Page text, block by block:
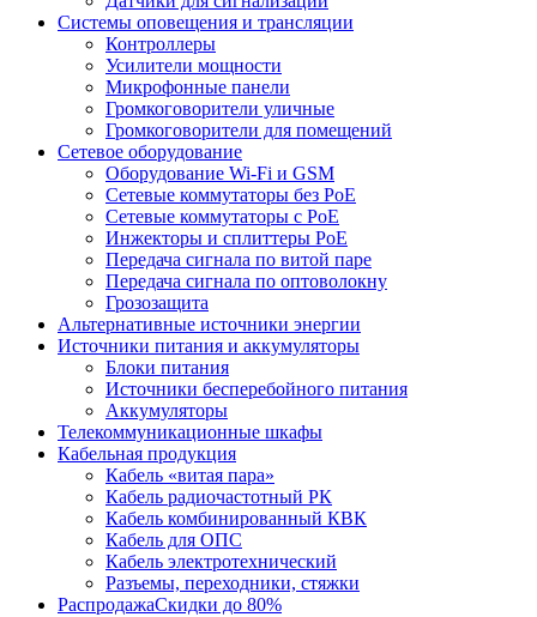
Системы оповещения и трансляции
Контроллеры
Усилители мощности
Микрофонные панели
Громкоговорители уличные
Громкоговорители для помещений
Сетевое оборудование
Оборудование Wi-Fi и GSM
Сетевые коммутаторы без PoE
Сетевые коммутаторы с PoE
Инжекторы и сплиттеры PoE
Передача сигнала по витой паре
Передача сигнала по оптоволокну
Грозозащита
Альтернативные источники энергии
Источники питания и аккумуляторы
Блоки питания
Источники бесперебойного питания
Аккумуляторы
Телекоммуникационные шкафы
Кабельная продукция
Кабель «витая пара»
Кабель радиочастотный РК
Кабель комбинированный КВК
Кабель для ОПС
Кабель электротехнический
Разъемы, переходники, стяжки
РаспродажаСкидки до 80%